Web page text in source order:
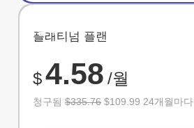
절약
67%
플래티넘 플랜
$4.58 /월
청구됨$335.76 $109.99 24개월마다